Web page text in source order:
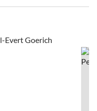
Evert Goerich